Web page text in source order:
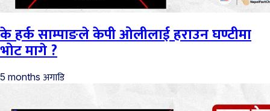
के हर्क साम्पाङले केपी ओलीलाई हराउन घण्टीमा
भोट मागे ?
5 months अगाडि